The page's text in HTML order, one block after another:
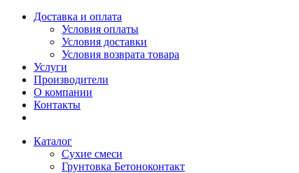
Доставка и оплата
Условия оплаты
Условия доставки
Условия возврата товара
Услуги
Производители
О компании
Контакты
Каталог
Сухие смеси
Грунтовка Бетоноконтакт